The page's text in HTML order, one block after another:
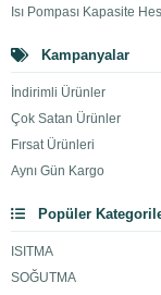
Isı Pompası Kapasite
Kampanyalar
İndirimli Ürünler
Çok Satan Ürünler
Fırsat Ürünleri
Aynı Gün Kargo
Popüler
ISITMA
SOĞUTMA